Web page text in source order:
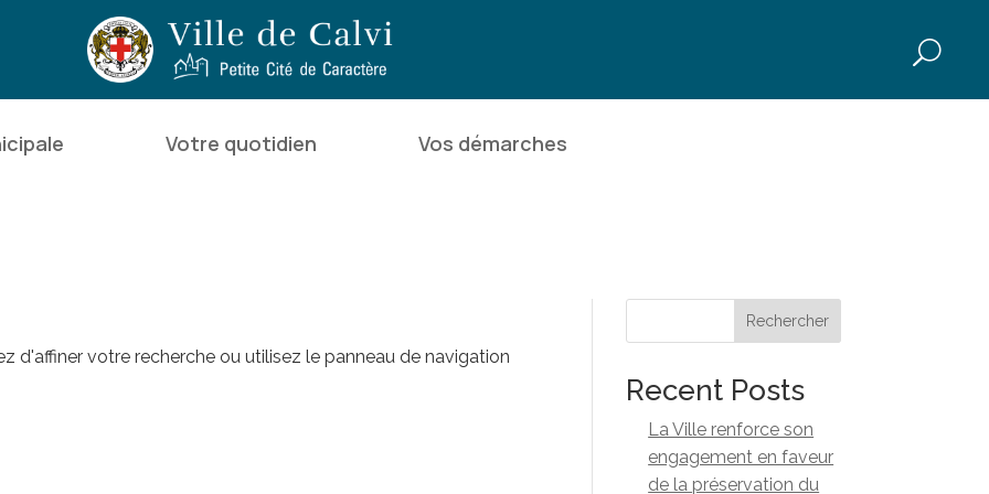
Votre quotidien Vos démarches
d'affiner votre recherche ou utilisez le panneau de navigation
Rechercher
Recent Posts
La Ville renforce son
engagement en faveur
de la préservation du